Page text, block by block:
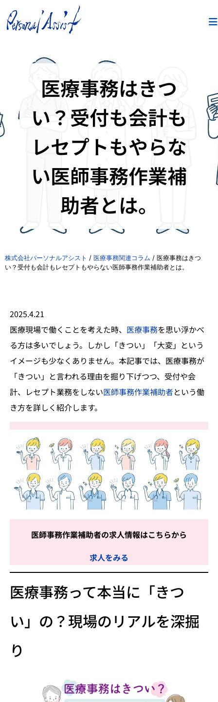
医療事務はきつ
い？受付も会計も
レセプトもやらな
い医師事務作業補
助者とは。
株式会社パーソナルアシスト / 医療事務関連コラム / 医療事務はきつ
い？受付も会計もレセプトもやらない医師事務作業補助者とは。
2025.4.21
医療現場で働くことを考えた時、 医療事務を思い浮かべ
る方は多いでしょう。しかし「きつい」「大変」という
イメージも少なくありません。本記事では、医療事務が
「きつい」と言われる理由を掘り下げつつ、受付や会
計、レセプト業務をしない医師事務作業補助者という働
き方を詳しく紹介します。
医師事務作業補助者の求人情報はこちらから
求人をみる
医療事務って本当に「きつ
い」の？現場のリアルを深掘
り